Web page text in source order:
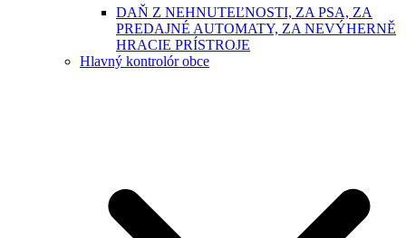
DAŇ Z NEHNUTEĽNOSTI, ZA PSA, ZA
PREDAJNÉ AUTOMATY, ZA NEVÝHERNĚ
HRACIE PRÍSTROJE
Hlavný kontrolór obce